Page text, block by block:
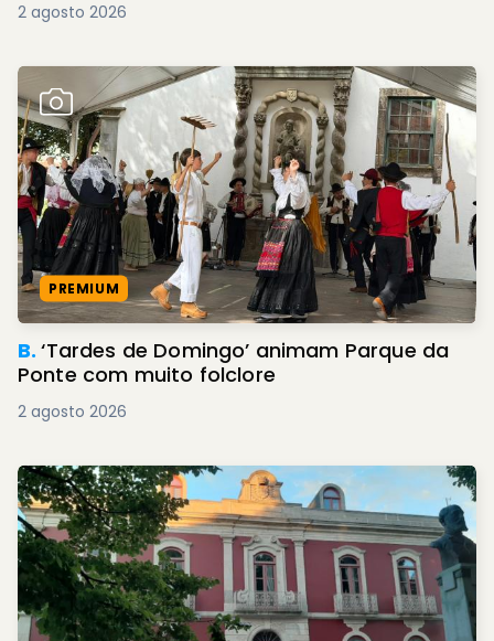
2 agosto 2026
PREMIUM
B.‘Tardes de Domingo’ animam Parque da
Ponte com muito folclore
2 agosto 2026